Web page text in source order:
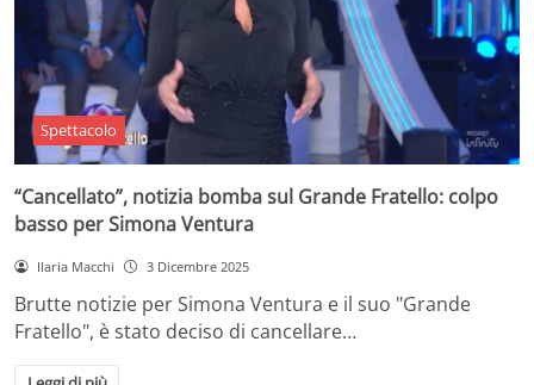
Spettacolo
“Cancellato”, notizia bomba sul Grande Fratello: colpo
basso per Simona Ventura
Ilaria Macchi 3 Dicembre 2025
Brutte notizie per Simona Ventura e il suo "Grande
Fratello", è stato deciso di cancellare…